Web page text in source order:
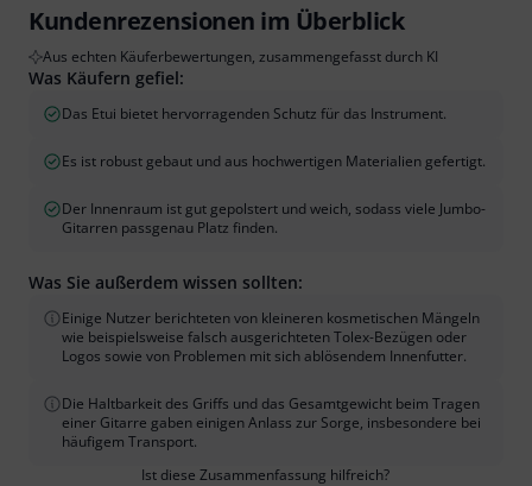
Kundenrezensionen im Überblick
Aus echten Käuferbewertungen, zusammengefasst durch KI
Was Käufern gefiel:
Das Etui bietet hervorragenden Schutz für das Instrument.
Es ist robust gebaut und aus hochwertigen Materialien gefertigt.
Der Innenraum ist gut gepolstert und weich, sodass viele Jumbo-
Gitarren passgenau Platz finden.
Was Sie außerdem wissen sollten:
Einige Nutzer berichteten von kleineren kosmetischen Mängeln
wie beispielsweise falsch ausgerichteten Tolex-Bezügen oder
Logos sowie von Problemen mit sich ablösendem Innenfutter.
Die Haltbarkeit des Griffs und das Gesamtgewicht beim Tragen
einer Gitarre gaben einigen Anlass zur Sorge, insbesondere bei
häufigem Transport.
Ist diese Zusammenfassung hilfreich?